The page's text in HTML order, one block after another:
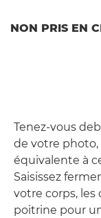
NON PRIS EN
Tenez-vous
de votre
équivalente à
Saisissez
votre corps,
poitrine pour